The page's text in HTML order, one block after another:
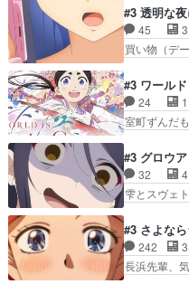
えてみんな
話がつまら
ラメントが
はアストレ
レア君の作
アが作った
がポルック
払い騒動と
故の悩(独
換と酩酊ネ
#3 透明な
45 3
買い物（デ
を照らす打
んキュンが
と書ければ
に言って脚
と、空野の
人が一緒に
由だから音
#3 ワール
24 1
室町ずんだ
が主人公の
た…30分で
がピタリと
のアドバイ
とが決まる
性不明の彼
練を怠るキ
#3 グロウ
32 4
雫とスヴェ
県豊川市付
引き続き、
ターが可愛
ひまわりを
#3 さよな
242 3
長浜先輩、